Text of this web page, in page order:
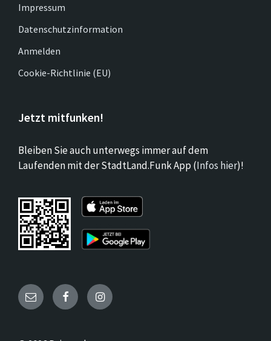
Impressum
Datenschutzinformation
Anmelden
Cookie-Richtlinie (EU)
Jetzt mitfunken!
Bleiben Sie auch unterwegs immer auf dem
Laufenden mit der StadtLand.Funk App (Infos hier)!
Email FacebookInstagram